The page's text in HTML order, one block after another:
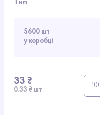
Тип
5600 шт
у коробці
33 ₴
0.33 ₴ шт